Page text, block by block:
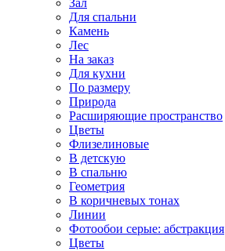
Зал
Для спальни
Камень
Лес
На заказ
Для кухни
По размеру
Природа
Расширяющие пространство
Цветы
Флизелиновые
В детскую
В спальню
Геометрия
В коричневых тонах
Линии
Фотообои серые: абстракция
Цветы